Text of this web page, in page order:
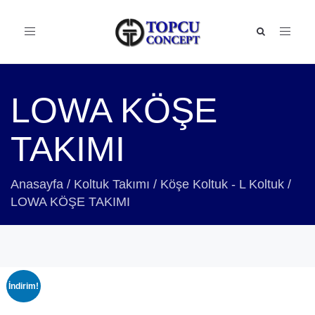
Toggle
LOWA KÖŞE
TAKIMI
Anasayfa / Koltuk Takımı / Köşe Koltuk - L Koltuk /
LOWA KÖŞE TAKIMI
İndirim!